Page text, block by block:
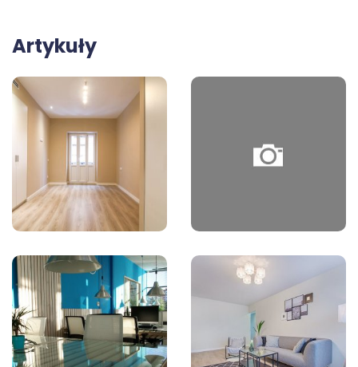
Artykuły